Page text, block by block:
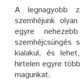
A legnagyobb
szemhéjunk
egyre
szemhéjcsüngés
kialakul, és
hirtelen egyre
magunkat.